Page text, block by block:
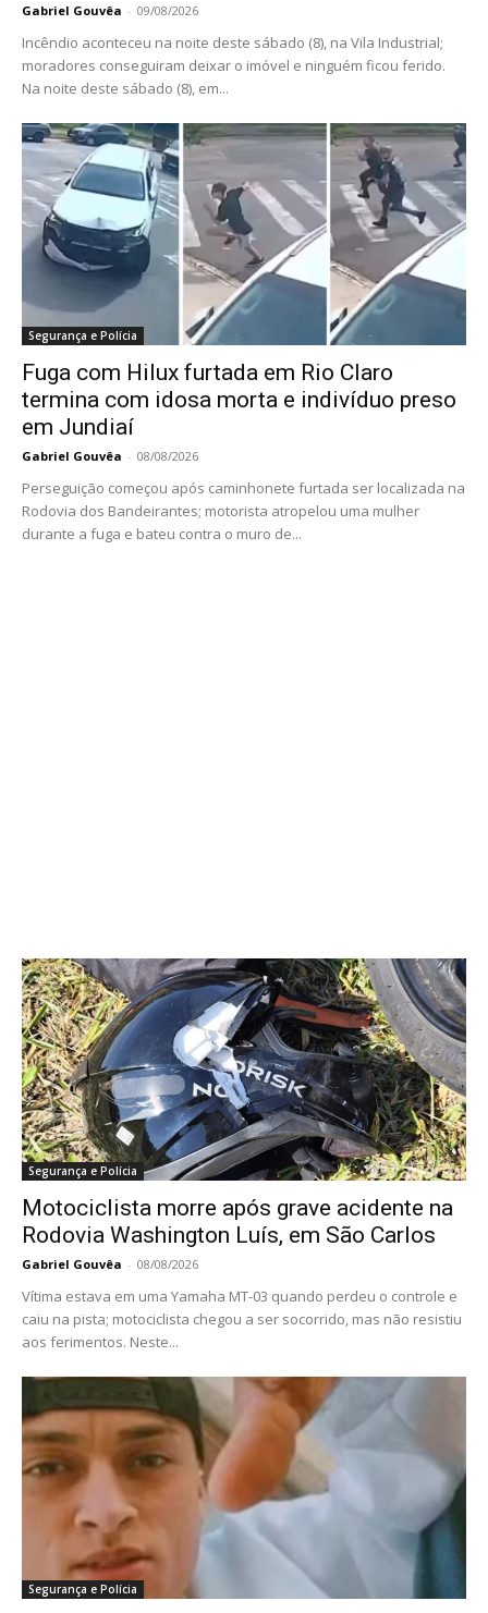
Gabriel Gouvêa - 09/08/2026
Incêndio aconteceu na noite deste sábado (8), na Vila Industrial;
moradores conseguiram deixar o imóvel e ninguém ficou ferido.
Na noite deste sábado (8), em...
Segurança e Polícia
Fuga com Hilux furtada em Rio Claro
termina com idosa morta e indivíduo preso
em Jundiaí
Gabriel Gouvêa - 08/08/2026
Perseguição começou após caminhonete furtada ser localizada na
Rodovia dos Bandeirantes; motorista atropelou uma mulher
durante a fuga e bateu contra o muro de...
Segurança e Polícia
Motociclista morre após grave acidente na
Rodovia Washington Luís, em São Carlos
Gabriel Gouvêa - 08/08/2026
Vítima estava em uma Yamaha MT-03 quando perdeu o controle e
caiu na pista; motociclista chegou a ser socorrido, mas não resistiu
aos ferimentos. Neste...
Segurança e Polícia